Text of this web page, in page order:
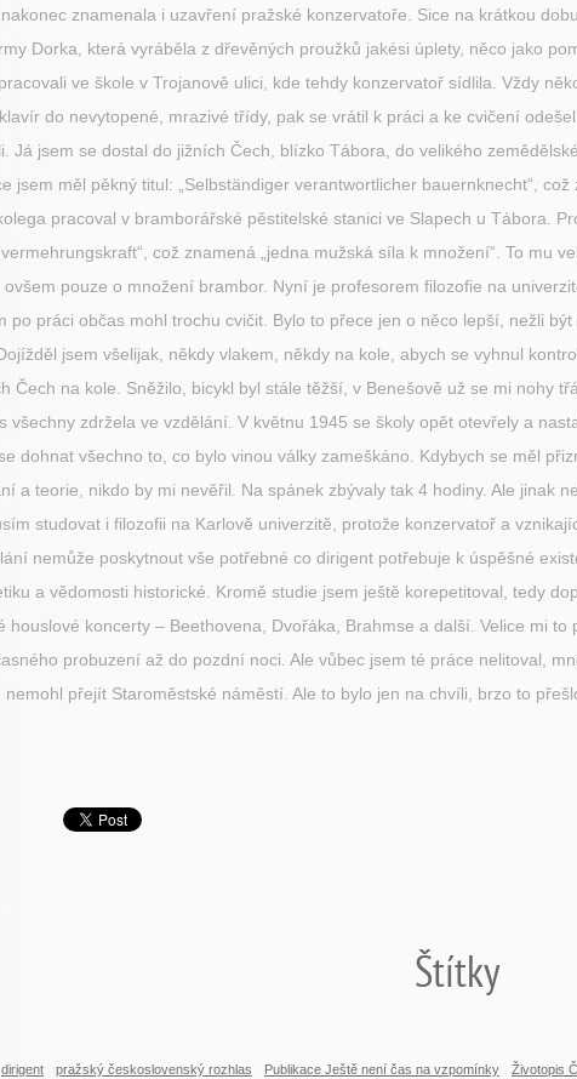
znamenala i uzavření pražské konzervatoře. Sice na krátkou
Dorka, která vyráběla z dřevěných proužků jakési úplety, něco jako
ve škole v Trojanově ulici, kde tehdy konzervatoř sídlila. Vždy
do nevytopené, mrazivé třídy, pak se vrátil k práci a ke cvičení
Já jsem se dostal do jižních Čech, blízko Tábora, do velikého
jsem měl pěkný titul: „Selbständiger verantwortlicher bauernknecht“,
pracoval v bramborářské pěstitelské stanici ve Slapech u Tábora.
vermehrungskraft“, což znamená „jedna mužská síla k množení“. To mu
ovšem pouze o množení brambor. Nyní je profesorem filozofie na
po práci občas mohl trochu cvičit. Bylo to přece jen o něco lepší, nežli
jsem všelijak, někdy vlakem, někdy na kole, abych se vyhnul
Čech na kole. Sněžilo, bicykl byl stále těžší, v Benešově už se mi nohy
všechny zdržela ve vzdělání. V květnu 1945 se školy opět otevřely a
dohnat všechno to, co bylo vinou války zameškáno. Kdybych se měl
a teorie, nikdo by mi nevěřil. Na spánek zbývaly tak 4 hodiny. Ale jinak
studovat i filozofii na Karlově univerzitě, protože konzervatoř a
nemůže poskytnout vše potřebné co dirigent potřebuje k úspěšné
a vědomosti historické. Kromě studie jsem ještě korepetitoval, tedy
houslové koncerty – Beethovena, Dvořáka, Brahmse a další. Velice mi
probuzení až do pozdní noci. Ale vůbec jsem té práce nelitoval,
nemohl přejít Staroměstské náměstí. Ale to bylo jen na chvíli, brzo to
Štítky
dirigent pražský československý rozhlas Publikace Ještě není čas na vzpomínky Životopis